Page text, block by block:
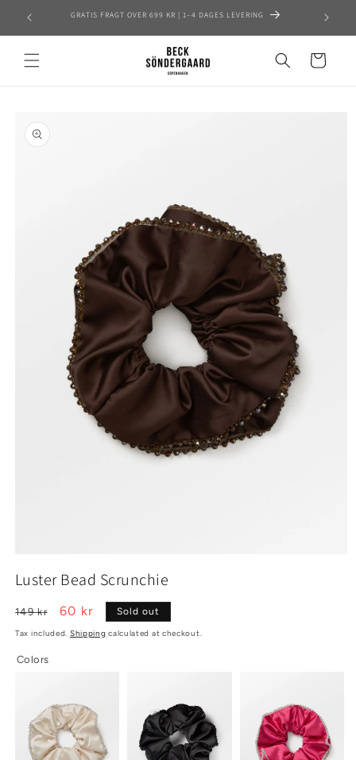
content
GRATIS FRAGT OVER 699 KR | 1–4 DAGES LEVERING
Cart
product
information
media
1
modal
Luster Bead Scrunchie
Regular
price
149 kr
Sale
price
60 kr Sold out
Tax included. Shipping calculated at checkout.
Colors